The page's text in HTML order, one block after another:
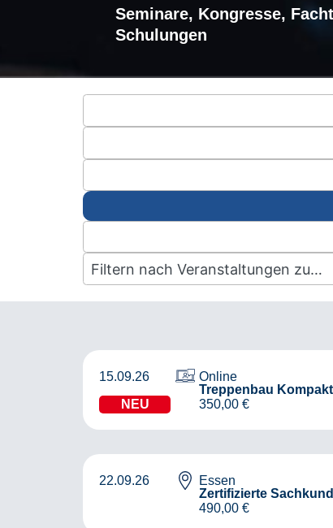
Seminare, Kongresse,
Schulungen
10
results
available
15.09.26
NEU
Online
Treppenbau
350,00 €
22.09.26
Essen
Zertifizierte
490,00 €